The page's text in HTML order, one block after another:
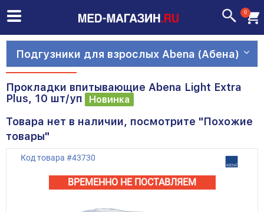
0
Подгузники для взрослых Abena (Абена)
Прокладки впитывающие Abena Light Extra
Plus, 10 шт/уп
Новинка
Товара нет в наличии, посмотрите "Похожие
товары"
Код товара #43730
ВРЕМЕННО НЕ ПОСТАВЛЯЕМ